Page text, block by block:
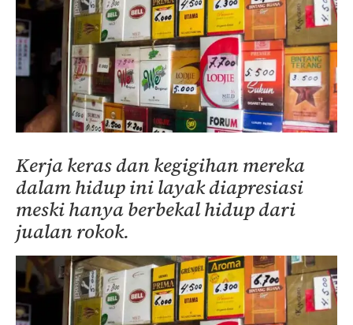
Kerja keras dan kegigihan mereka
dalam hidup ini layak diapresiasi
meski hanya berbekal hidup dari
jualan rokok.